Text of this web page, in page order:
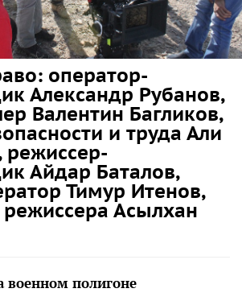
оператор-
Александр Рубанов,
Валентин Багликов,
и труда Али
режиссер-
Айдар Баталов,
Тимур Итенов,
Асылхан
военном полигоне